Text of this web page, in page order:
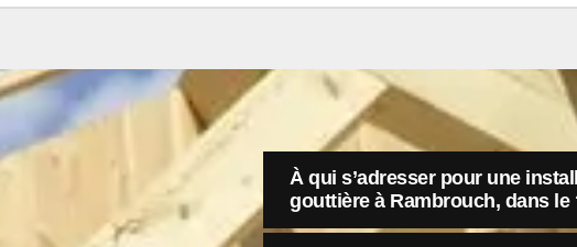
À qui s’adresser pour une
gouttière à Rambrouch, dans le